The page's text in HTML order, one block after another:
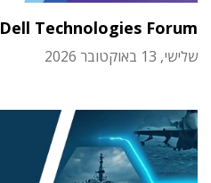
Dell Technologies Forum
שלישי, 13 באוקטובר 2026